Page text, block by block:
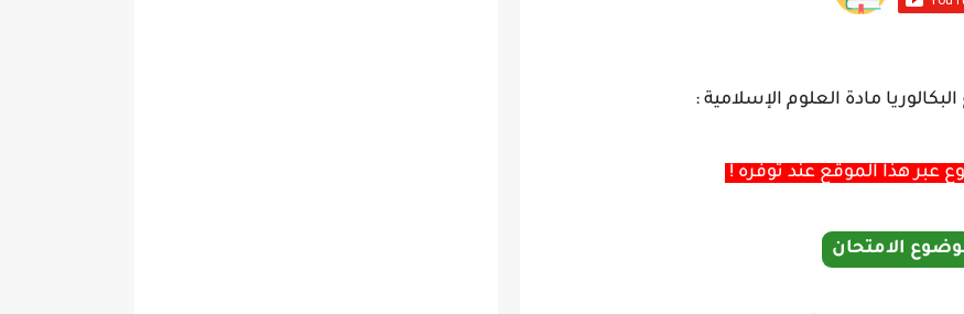
مادة العلوم الإسلامية :
هذا الموقع عند توفره !
الامتحان